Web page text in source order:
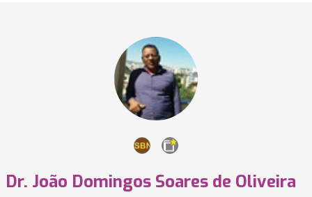
Dr. João Domingos Soares de Oliveira